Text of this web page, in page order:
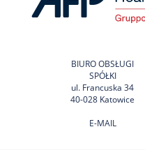
BIURO OBSŁUGI
SPÓŁKI
ul. Francuska 34
40-028 Katowice
E-MAIL